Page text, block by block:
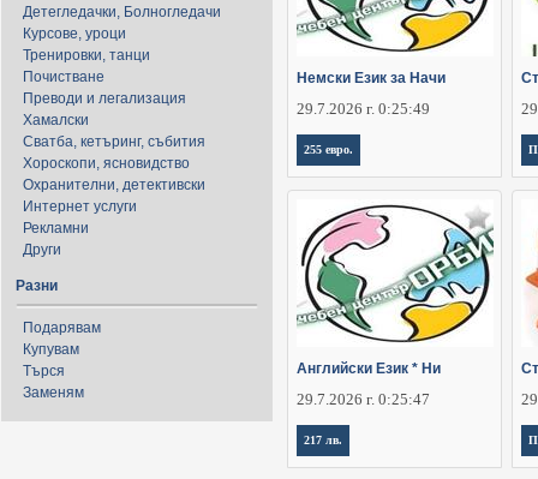
Детегледачки, Болногледачи
Курсове, уроци
Тренировки, танци
Почистване
Преводи и легализация
Хамалски
Сватба, кетъринг, събития
Хороскопи, ясновидство
Охранителни, детективски
Интернет услуги
Рекламни
Други
Разни
Подарявам
Купувам
Търся
Заменям
Немски Език за Начи
29.7.2026 г. 0:25:49
255 евро.
Английски Език * Ни
29.7.2026 г. 0:25:47
217 лв.